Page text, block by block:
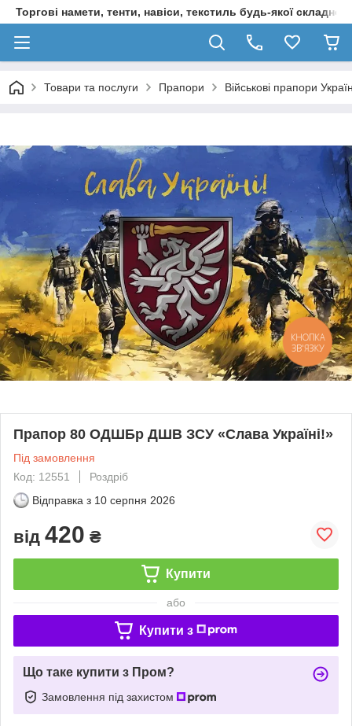
Торгові намети, тенти, навіси, текстиль будь-якої
Товари та послуги Прапори Військові прапори
Прапор 80 ОДШБр ДШВ ЗСУ «Слава Україні!»
Під замовлення
Код: 12551
Роздріб
Відправка з 10 серпня 2026
від 420 ₴
Купити
або
Купити з
Що таке купити з Пром?
Замовлення під захистом
КНОПКА
ЗВ'ЯЗКУ